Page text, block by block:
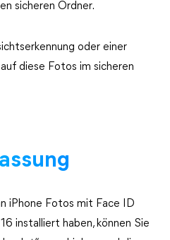
sicheren Ordner.
oder einer
diese Fotos im sicheren
iPhone Fotos mit Face ID
installiert haben, können Sie